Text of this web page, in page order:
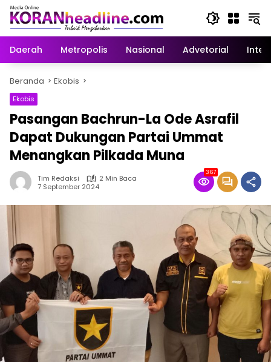
Langsung
konten
Daerah
Metropolis Nasional Advetorial
Beranda Ekobis
Ekobis
Pasangan Bachrun-La Ode Asrafil
Dapat Dukungan Partai Ummat
Menangkan Pilkada Muna
Tim Redaksi
2 Min Baca
7 September 2024
367